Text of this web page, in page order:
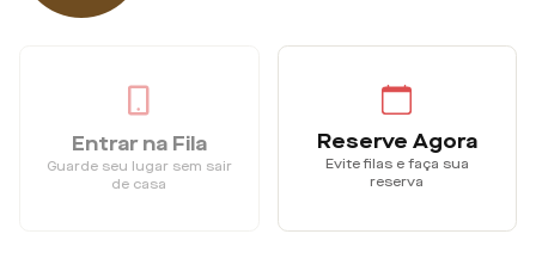
Entrar na Fila
Guarde seu lugar sem sair
de casa
Reserve Agora
Evite filas e faça sua
reserva